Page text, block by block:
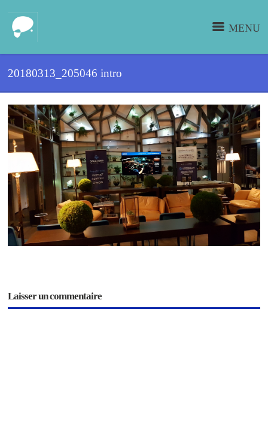
MENU
20180313_205046 intro
Laisser un commentaire